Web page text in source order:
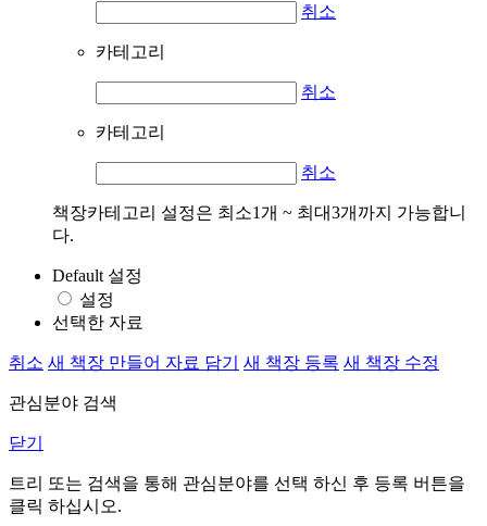
취소
카테고리
취소
카테고리
취소
책장카테고리 설정은 최소1개 ~ 최대3개까지 가능합니
다.
Default 설정
설정
선택한 자료
취소 새 책장 만들어 자료 담기 새 책장 등록 새 책장 수정
관심분야 검색
닫기
트리 또는 검색을 통해 관심분야를 선택 하신 후 등록 버튼을
클릭 하십시오.